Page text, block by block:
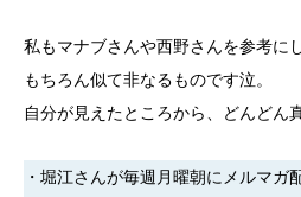
私もマナブさんや西野さんを参考に
もちろん似て非なるものです泣。
自分が見えたところから、どんどん
・堀江さんが毎週月曜朝にメルマガ